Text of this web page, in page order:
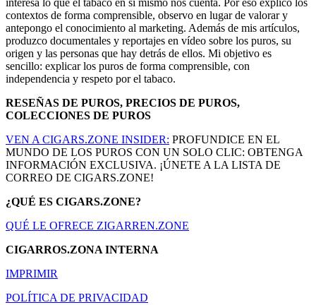
interesa lo que el tabaco en sí mismo nos cuenta. Por eso explico los
contextos de forma comprensible, observo en lugar de valorar y
antepongo el conocimiento al marketing. Además de mis artículos,
produzco documentales y reportajes en vídeo sobre los puros, su
origen y las personas que hay detrás de ellos. Mi objetivo es
sencillo: explicar los puros de forma comprensible, con
independencia y respeto por el tabaco.
RESEÑAS DE PUROS, PRECIOS DE PUROS,
COLECCIONES DE PUROS
VEN A CIGARS.ZONE INSIDER: PROFUNDICE EN EL
MUNDO DE LOS PUROS CON UN SOLO CLIC: OBTENGA
INFORMACIÓN EXCLUSIVA. ¡ÚNETE A LA LISTA DE
CORREO DE CIGARS.ZONE!
¿QUÉ ES CIGARS.ZONE?
QUÉ LE OFRECE ZIGARREN.ZONE
CIGARROS.ZONA INTERNA
IMPRIMIR
POLÍTICA DE PRIVACIDAD